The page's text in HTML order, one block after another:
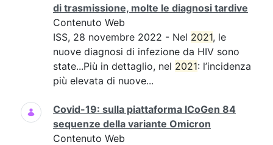
di trasmissione, molte le diagnosi tardive
Contenuto Web
ISS, 28 novembre 2022 - Nel 2021, le
nuove diagnosi di infezione da HIV sono
state...Più in dettaglio, nel 2021: l’incidenza
più elevata di nuove...
Covid-19: sulla piattaforma ICoGen 84
sequenze della variante Omicron
Contenuto Web